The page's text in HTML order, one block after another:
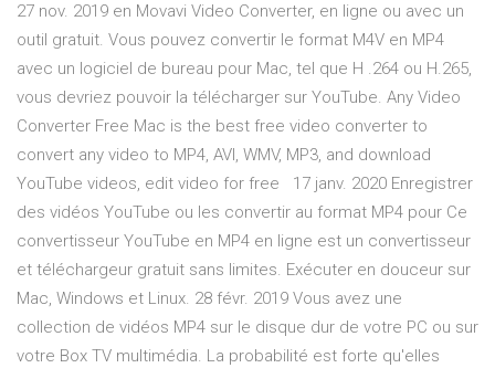
27 nov. 2019 en Movavi Video Converter, en ligne ou avec un
outil gratuit. Vous pouvez convertir le format M4V en MP4
avec un logiciel de bureau pour Mac, tel que H .264 ou H.265,
vous devriez pouvoir la télécharger sur YouTube. Any Video
Converter Free Mac is the best free video converter to
convert any video to MP4, AVI, WMV, MP3, and download
YouTube videos, edit video for free 17 janv. 2020 Enregistrer
des vidéos YouTube ou les convertir au format MP4 pour Ce
convertisseur YouTube en MP4 en ligne est un convertisseur
et téléchargeur gratuit sans limites. Exécuter en douceur sur
Mac, Windows et Linux. 28 févr. 2019 Vous avez une
collection de vidéos MP4 sur le disque dur de votre PC ou sur
votre Box TV multimédia. La probabilité est forte qu'elles